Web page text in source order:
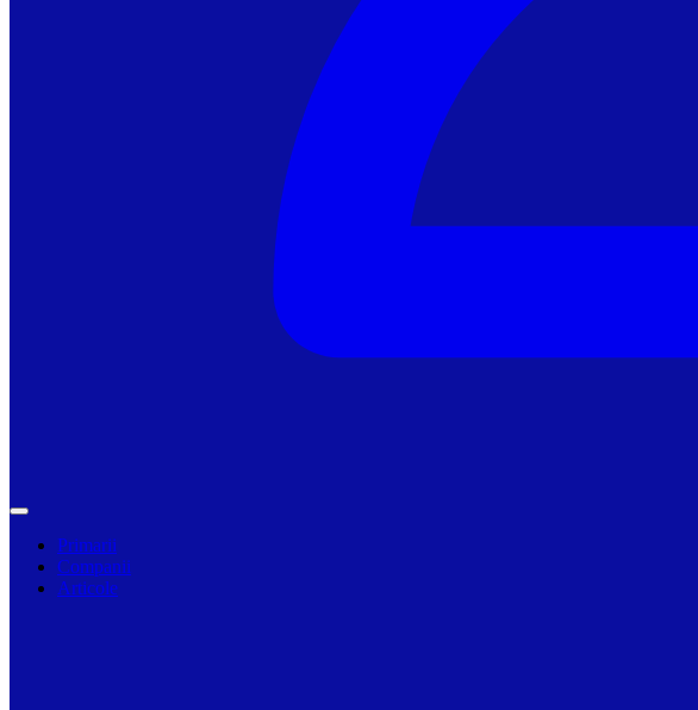
Primarii
Companii
Articole